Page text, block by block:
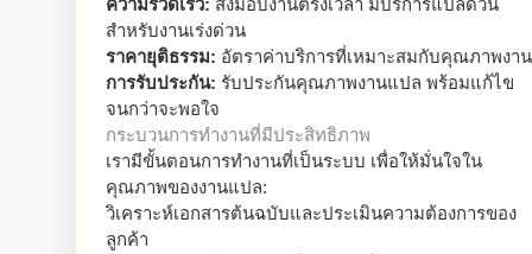
ความรวดเร็ว: ส่งมอบงานตรงเวลา มีบริการแปลด่วน
สำหรับงานเร่งด่วน
ราคายุติธรรม: อัตราค่าบริการที่เหมาะสมกับคุณภาพงาน
การรับประกัน: รับประกันคุณภาพงานแปล พร้อมแก้ไข
จนกว่าจะพอใจ
กระบวนการทำงานที่มีประสิทธิภาพ
เรามีขั้นตอนการทำงานที่เป็นระบบ เพื่อให้มั่นใจใน
คุณภาพของงานแปล:
วิเคราะห์เอกสารต้นฉบับและประเมินความต้องการของ
ลูกค้า